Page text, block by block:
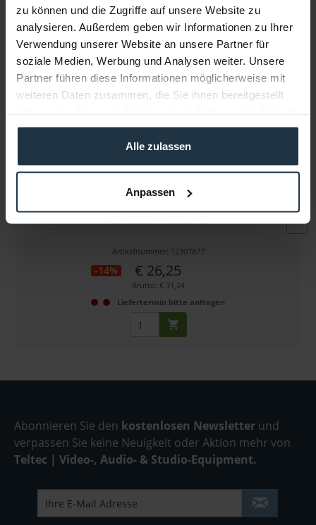
zu können und die Zugriffe auf unsere Website zu
analysieren. Außerdem geben wir Informationen zu Ihrer
Verwendung unserer Website an unsere Partner für
soziale Medien, Werbung und Analysen weiter. Unsere
Partner führen diese Informationen möglicherweise mit
weiteren Daten zusammen, die Sie ihnen bereitgestellt
gesammelt haben.
Alle zulassen
Anpassen
Folgende Infos zum Hersteller sind verfübar...... mehr
Weitere Artikel von smallHD ansehen
smallHD Ultra Clear Screen Protector for Smart...
aufklebbare Schutzfolie
Artikelnummer: 12307877
-14% € 26,25
Brutto: € 31,24
Liefertermin bitte anfragen
Abonnieren Sie den kostenlosen Newsletter und
verpassen Sie keine Neuigkeit oder Aktion mehr von
Teltec | Video-, Audio- & Studio-Equipment.